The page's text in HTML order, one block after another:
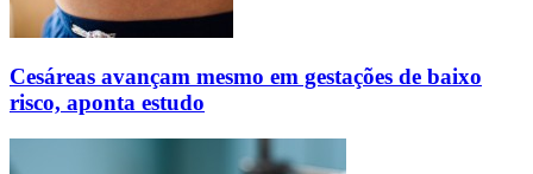
Cesáreas avançam mesmo em gestações de baixo
risco, aponta estudo